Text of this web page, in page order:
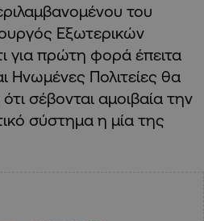
του
Εξωτερικών
για πρώτη φορά έπειτα
Ηνωμένες Πολιτείες θα
σέβονται αμοιβαία την
σύστημα η μία της